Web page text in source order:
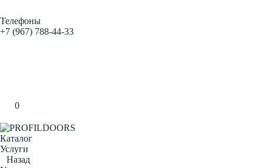
Телефоны
+7 (967) 788-44-33
0
Каталог
Услуги
Назад